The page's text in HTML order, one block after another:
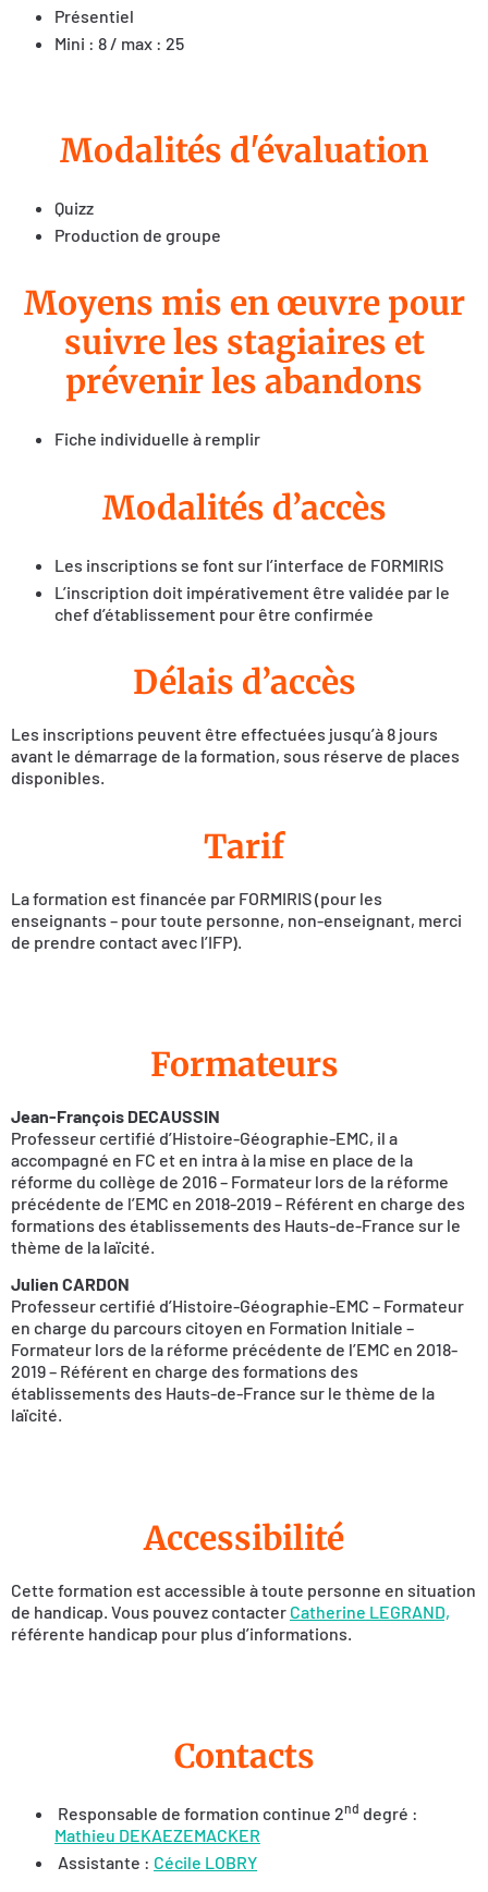
Présentiel
Mini : 8 / max : 25
Modalités d'évaluation
Quizz
Production de groupe
Moyens mis en œuvre pour
suivre les stagiaires et
prévenir les abandons
Fiche individuelle à remplir
Modalités d’accès
Les inscriptions se font sur l’interface de FORMIRIS
L’inscription doit impérativement être validée par le
chef d’établissement pour être confirmée
Délais d’accès
Les inscriptions peuvent être effectuées jusqu’à 8 jours
avant le démarrage de la formation, sous réserve de places
disponibles.
Tarif
La formation est financée par FORMIRIS (pour les
enseignants – pour toute personne, non-enseignant, merci
de prendre contact avec l’IFP).
Formateurs
Jean-François DECAUSSIN
Professeur certifié d’Histoire-Géographie-EMC, il a
accompagné en FC et en intra à la mise en place de la
réforme du collège de 2016 – Formateur lors de la réforme
précédente de l’EMC en 2018-2019 – Référent en charge des
formations des établissements des Hauts-de-France sur le
thème de la laïcité.
Julien CARDON
Professeur certifié d’Histoire-Géographie-EMC – Formateur
en charge du parcours citoyen en Formation Initiale –
Formateur lors de la réforme précédente de l’EMC en 2018-
2019 – Référent en charge des formations des
établissements des Hauts-de-France sur le thème de la
laïcité.
Accessibilité
Cette formation est accessible à toute personne en situation
de handicap. Vous pouvez contacter Catherine LEGRAND,
référente handicap pour plus d’informations.
Contacts
Responsable de formation continue 2nd degré :
Mathieu DEKAEZEMACKER
Assistante : Cécile LOBRY